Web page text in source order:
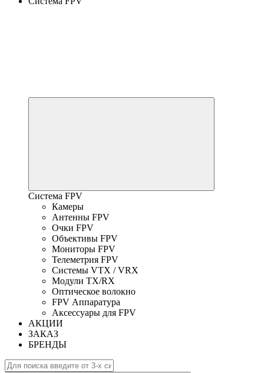
Система FPV
Камеры
Антенны FPV
Очки FPV
Объективы FPV
Мониторы FPV
Телеметрия FPV
Системы VTX / VRX
Модули TX/RX
Оптическое волокно
FPV Аппаратура
Аксессуары для FPV
АКЦИИ
ЗАКАЗ
БРЕНДЫ